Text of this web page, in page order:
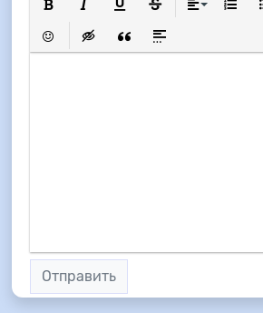
Полужирный
Курсив
Вставить смайлик
Вставка скрытого текста
Вставка цитаты
Вставка спойлера
Отправить